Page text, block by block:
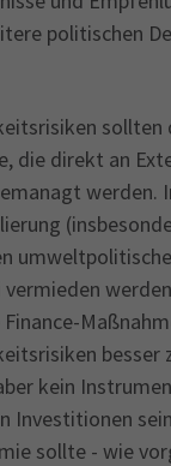
politischen
sollten
die direkt an
werden.
Finance-
besser
kein
Investitionen
sollte - wie